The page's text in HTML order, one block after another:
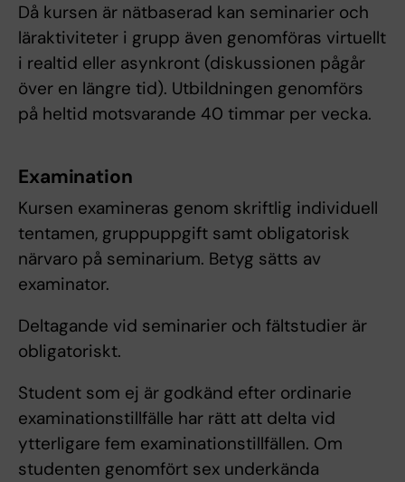
Då kursen är nätbaserad kan seminarier och
läraktiviteter i grupp även genomföras virtuellt
i realtid eller asynkront (diskussionen pågår
över en längre tid). Utbildningen genomförs
på heltid motsvarande 40 timmar per vecka.
Examination
Kursen examineras genom skriftlig individuell
tentamen, gruppuppgift samt obligatorisk
närvaro på seminarium. Betyg sätts av
examinator.
Deltagande vid seminarier och fältstudier är
obligatoriskt.
Student som ej är godkänd efter ordinarie
examinationstillfälle har rätt att delta vid
ytterligare fem examinationstillfällen. Om
studenten genomfört sex underkända